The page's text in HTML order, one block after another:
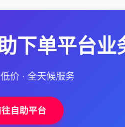
下单平台业
价 · 全天候服务
自助平台